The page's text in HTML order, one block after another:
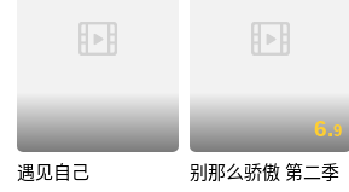
遇见自己
6.9
别那么骄傲 第二季